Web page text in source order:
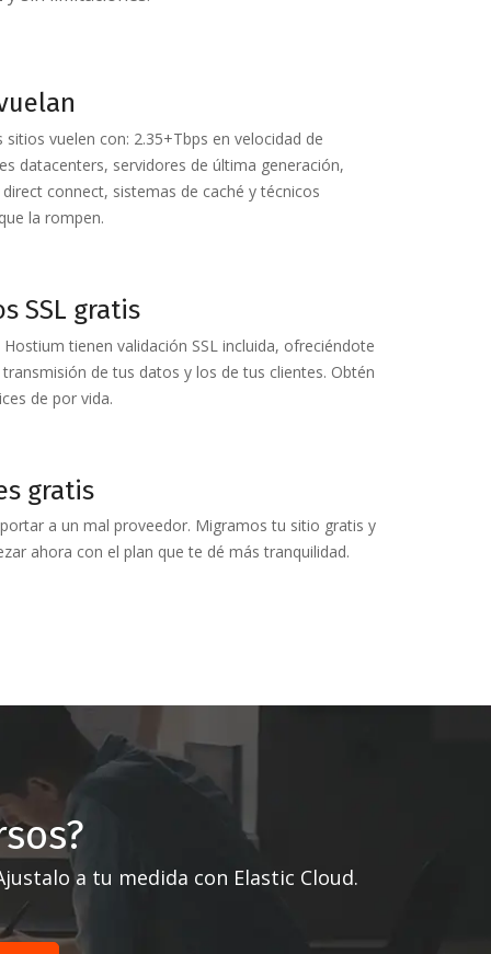
vuelen con: 2.35+Tbps en velocidad de
datacenters, servidores de última generación,
direct connect, sistemas de caché y técnicos
la rompen.
SSL gratis
tienen validación SSL incluida, ofreciéndote
de tus datos y los de tus clientes. Obtén
de por vida.
gratis
a un mal proveedor. Migramos tu sitio gratis y
ahora con el plan que te dé más tranquilidad.
a tu medida con Elastic Cloud.